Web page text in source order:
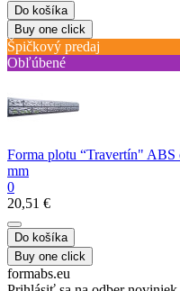
Do košíka
Buy one click
Špičkový predaj
Obľúbené
Forma plotu “Travertín"
mm
0
20,51 €
Do košíka
Buy one click
formabs.eu